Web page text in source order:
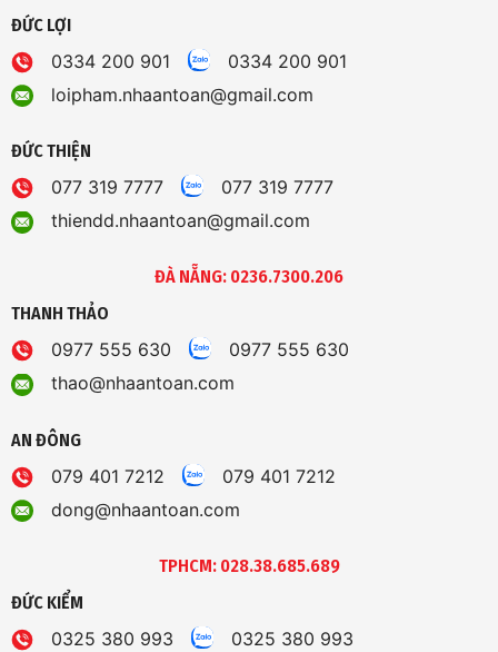
ĐỨC LỢI
0334 200 901
0334 200 901
loipham.nhaantoan@gmail.com
ĐỨC THIỆN
077 319 7777
077 319 7777
thiendd.nhaantoan@gmail.com
ĐÀ NẴNG: 0236.7300.206
THANH THẢO
0977 555 630
0977 555 630
thao@nhaantoan.com
AN ĐÔNG
079 401 7212
079 401 7212
dong@nhaantoan.com
TPHCM: 028.38.685.689
ĐỨC KIỂM
0325 380 993
0325 380 993